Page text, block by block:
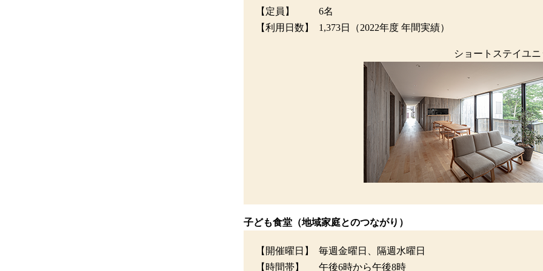
【定員】
6名
【利用日数】
1,373日（2022年度 年間実績）
ショートステイユ
子ども食堂（地域家庭とのつながり）
【開催曜日】
毎週金曜日、隔週水曜日
【時間帯】
午後6時から午後8時